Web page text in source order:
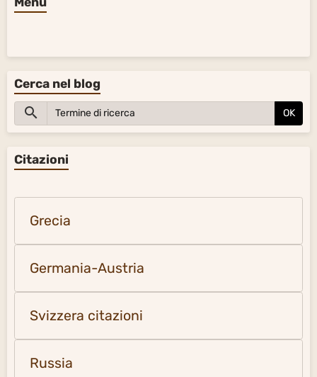
Cerca nel blog
OK
Citazioni
Grecia
Germania-Austria
Svizzera citazioni
Russia